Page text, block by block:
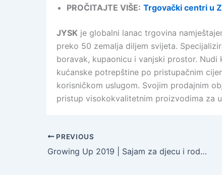
PROČITAJTE VIŠE: Trgovački centri u
JYSK je globalni lanac trgovina
preko 50 zemalja diljem svijeta.
boravak, kupaonicu i vanjski prostor.
kućanske potrepštine po pristupačnim
korisničkom uslugom. Svojim prodajnim
pristup visokokvalitetnim proizvodima za
PREVIOUS
Growing Up 2019 | Sajam za djecu i roditelje održava se na Zagrebačkom velesajmu od petka do nedjelje, od 6. do 8. rujna